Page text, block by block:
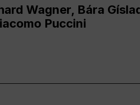
Wagner, Bára
Puccini